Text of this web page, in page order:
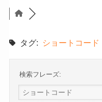
タグ: ショートコード
検索フレーズ: